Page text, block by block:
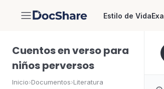
DocShare Estilo de Vida
Cuentos en verso para
niños perversos
Inicio›Documentos›Literatura